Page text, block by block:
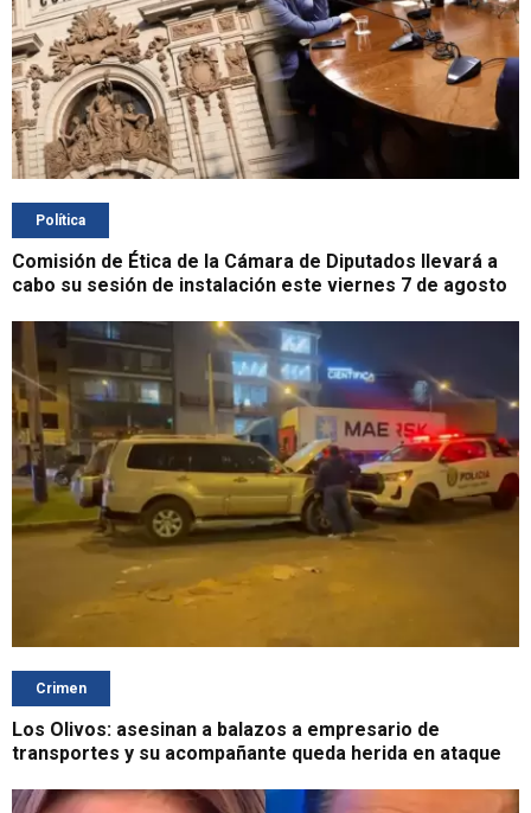
Política
Comisión de Ética de la Cámara de Diputados llevará a
cabo su sesión de instalación este viernes 7 de agosto
Crimen
Los Olivos: asesinan a balazos a empresario de
transportes y su acompañante queda herida en ataque